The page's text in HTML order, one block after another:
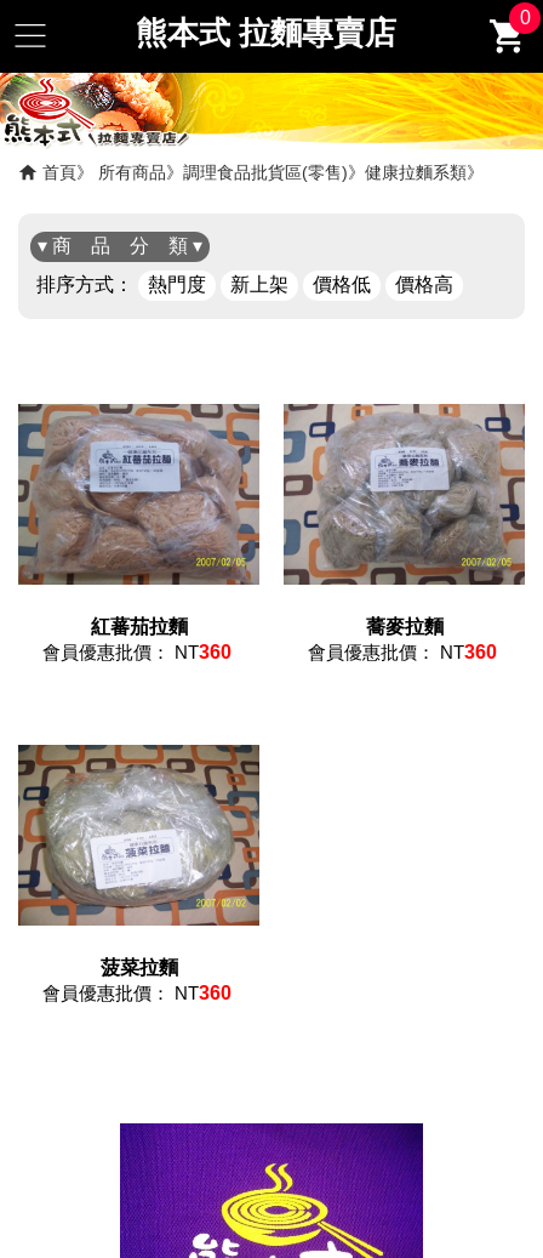
熊本式 拉麵專賣店 0
首頁 所有商品 調理食品批貨區(零售) 健康拉麵系類
▾ 商 品 分 類 ▾
排序方式：
熱門度 新上架 價格低 價格高
紅蕃茄拉麵
會員優惠批價： NT360
蕎麥拉麵
會員優惠批價： NT360
菠菜拉麵
會員優惠批價： NT360